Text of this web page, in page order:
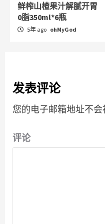
鲜榨山楂果汁解腻开胃
0脂350ml*6瓶
5年 ago ohMyGod
发表评论
您的电子邮箱地址不会
评论